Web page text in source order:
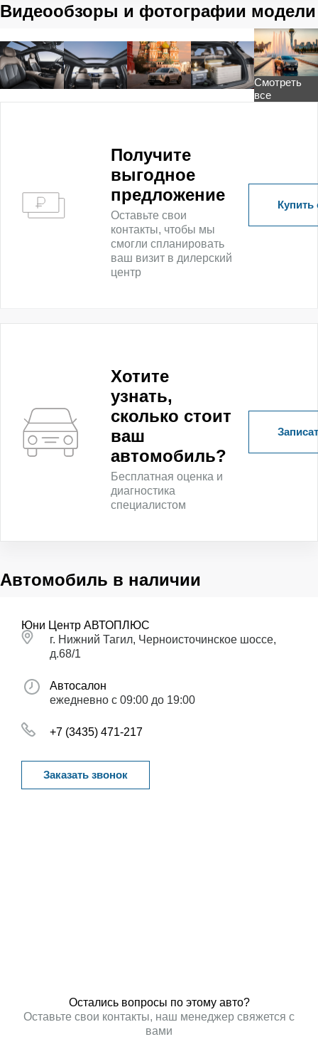
Видеообзоры и фотографии модели
Смотреть
все
Получитe
выгодное
предложение
Оставьте свои
контакты, чтобы мы
смогли спланировать
ваш визит в дилерский
центр
Купить
Хотите
узнать,
сколько стоит
ваш
автомобиль?
Бесплатная оценка и
диагностика
специалистом
Автомобиль в наличии
Юни Центр АВТОПЛЮС
г. Нижний Тагил, Черноисточинское шоссе,
д.68/1
Автосалон
ежедневно с 09:00 до 19:00
+7 (3435) 471-217
Заказать звонок
Остались вопросы по этому авто?
Оставьте свои контакты, наш менеджер свяжется с
вами